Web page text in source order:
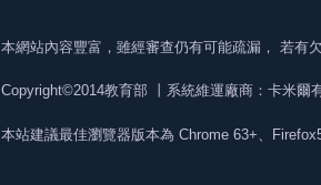
本網站內容豐富，雖經審查仍有可能疏漏， 若有
Copyright©2014教育部 丨系統維運廠商：卡米爾
本站建議最佳瀏覽器版本為 Chrome 63+、